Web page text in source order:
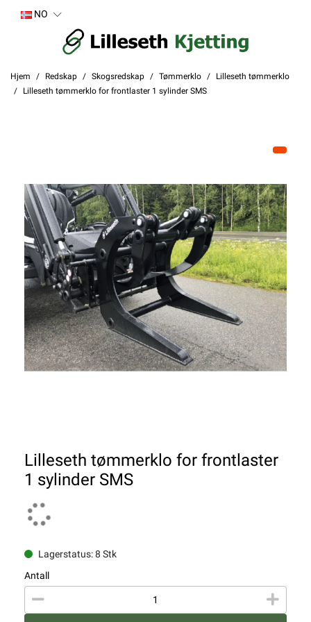
NO
Hjem Redskap Skogsredskap Tømmerklo
Lilleseth tømmerklo
Lilleseth tømmerklo for frontlaster 1 sylinder SMS
Lilleseth tømmerklo for frontlaster
1 sylinder SMS
Lagerstatus: 8 Stk
Antall